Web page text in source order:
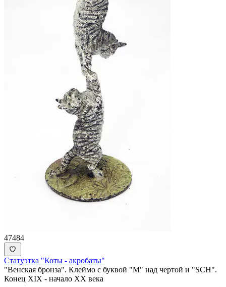
47484
Статуэтка "Коты - акробаты"
"Венская бронза". Клеймо с буквой "М" над чертой и "SCH".
Конец XIX - начало XX века